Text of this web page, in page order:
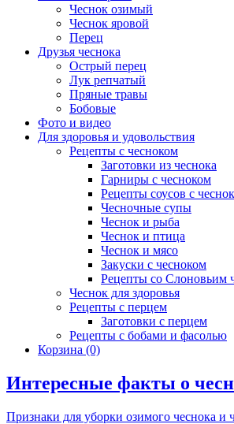
Чеснок озимый
Чеснок яровой
Перец
Друзья чеснока
Острый перец
Лук репчатый
Пряные травы
Бобовые
Фото и видео
Для здоровья и удовольствия
Рецепты с чесноком
Заготовки из чеснока
Гарниры с чесноком
Рецепты соусов с
Чесночные супы
Чеснок и рыба
Чеснок и птица
Чеснок и мясо
Закуски с чесноком
Рецепты со Слоновьим
Чеснок для здоровья
Рецепты с перцем
Заготовки с перцем
Рецепты с бобами и фасолью
Корзина (0)
Интересные факты о
Признаки для уборки озимого чеснока и